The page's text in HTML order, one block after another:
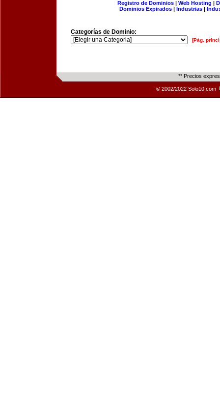
Registro de Dominios| Web Hosting |
Dominios Expirados | Industrias |
Categorías de Dominio:
[Pág.
** Precios
© 2002/2022 Solo10.com